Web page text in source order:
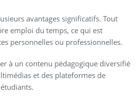
avantages significatifs. Tout
emploi du temps, ce qui est
personnelles ou professionnelles.
à un contenu pédagogique diversifié
et des plateformes de